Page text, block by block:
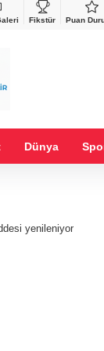
Fikstür Puan
GAU/TRY
6.558,78
Dünya
yenileniyor